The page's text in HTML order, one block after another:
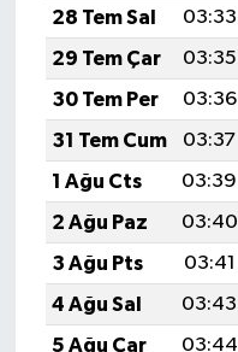
28 Tem Sal
03:33
29 Tem Çar
03:35
30 Tem Per
03:36
31 Tem Cum
03:37
1 Ağu Cts
03:39
2 Ağu Paz
03:40
3 Ağu Pts
03:41
4 Ağu Sal
03:43
5 Ağu Çar
03:44